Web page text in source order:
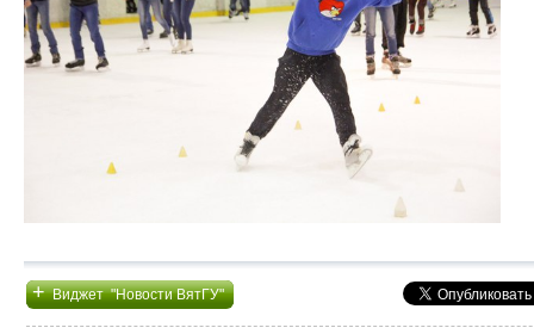
+Виджет "Новости ВятГУ"